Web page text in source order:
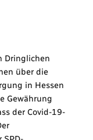
Dringlichen
über die
in Hessen
Gewährung
der Covid-19-